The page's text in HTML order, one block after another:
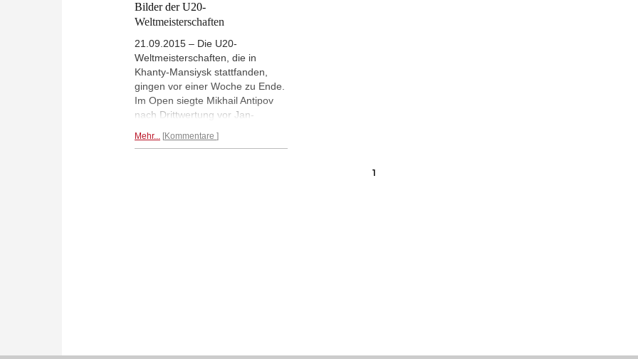
Bilder der U20-
Weltmeisterschaften
21.09.2015 – Die U20-
Weltmeisterschaften, die in
Khanty-Mansiysk stattfanden,
gingen vor einer Woche zu Ende.
Im Open siegte Mikhail Antipov
nach Drittwertung vor Jan-
Blübaum gewann Bronze. Bei den
Mehr... Kommentare
1